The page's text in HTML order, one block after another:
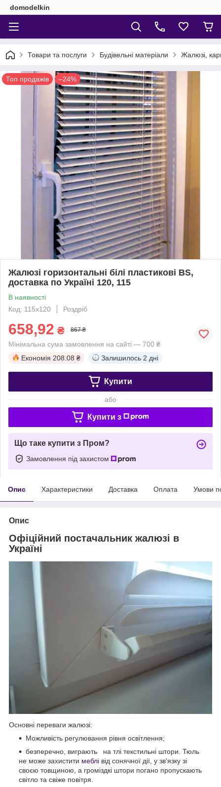
domodelkin
Товари та послуги Будівельні матеріали Жалюзі,
Топ продажів –24%
Жалюзі горизонтальні білі пластикові BS,
доставка по Україні 120, 115
В наявності
Код: 115х120
Роздріб
658,92 ₴ 867 ₴
Мінімальна сума замовлення на сайті — 700 ₴
Економія 208.08 ₴ Залишилось 2 дні
Купити
або
Купити з
Що таке купити з Пром?
Замовлення під захистом
Опис Характеристики Доставка Оплата Умови
Опис
Офіційний постачальник жалюзі в
Україні
Основні переваги жалюзі:
Можливість регулювання рівня освітлення;
безперечно, виграють на тлі текстильні штори. Тюль
не може захистити меблі від сонячної дії, у зв'язку зі
своєю товщиною, а громіздкі штори погано пропускають
світло та свіже повітря.